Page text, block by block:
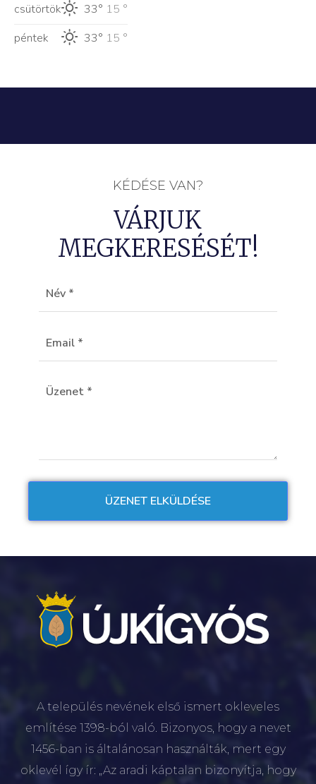
csütörtök 33° 15 °
péntek
33° 15 °
KÉDÉSE VAN?
VÁRJUK
MEGKERESÉSÉT!
A település nevének első ismert okleveles
említése 1398-ból való. Bizonyos, hogy a nevet
1456-ban is általánosan használták, mert egy
oklevél így ír: „Az aradi káptalan bizonyítja, hogy